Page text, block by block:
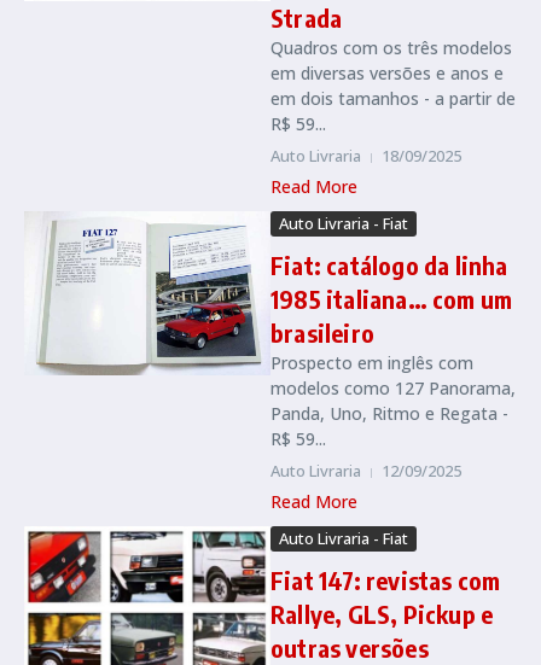
Strada
Quadros com os três modelos
em diversas versões e anos e
em dois tamanhos - a partir de
R$ 59...
Auto Livraria 18/09/2025
Read More
Auto Livraria - Fiat
Fiat: catálogo da linha
1985 italiana… com um
brasileiro
Prospecto em inglês com
modelos como 127 Panorama,
Panda, Uno, Ritmo e Regata -
R$ 59...
Auto Livraria 12/09/2025
Read More
Auto Livraria - Fiat
Fiat 147: revistas com
Rallye, GLS, Pickup e
outras versões